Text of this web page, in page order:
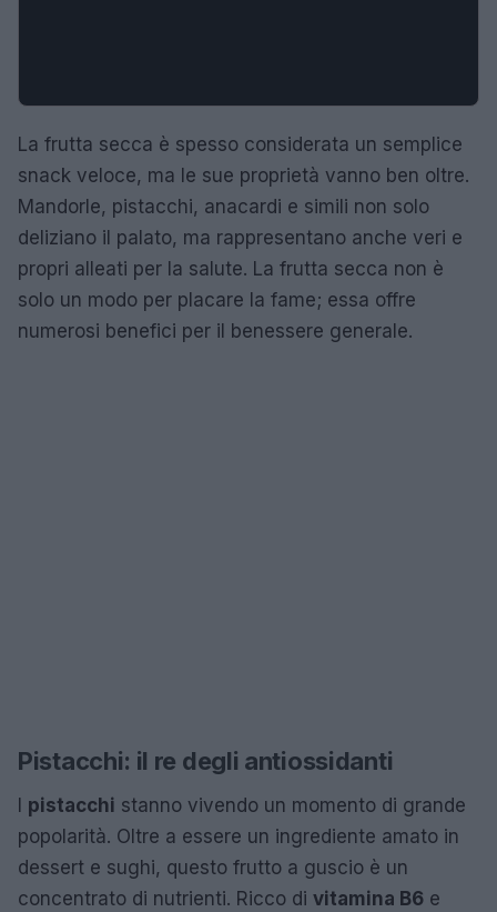
La frutta secca è spesso considerata un semplice
snack veloce, ma le sue proprietà vanno ben oltre.
Mandorle, pistacchi, anacardi e simili non solo
deliziano il palato, ma rappresentano anche veri e
propri alleati per la salute. La frutta secca non è
solo un modo per placare la fame; essa offre
numerosi benefici per il benessere generale.
Pistacchi: il re degli antiossidanti
I pistacchi stanno vivendo un momento di grande
popolarità. Oltre a essere un ingrediente amato in
dessert e sughi, questo frutto a guscio è un
concentrato di nutrienti. Ricco di vitamina B6 e